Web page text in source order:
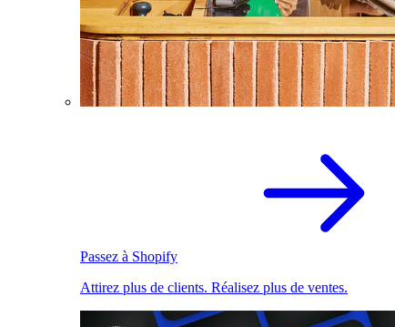
Passez à Shopify
Attirez plus de clients. Réalisez plus de ventes.